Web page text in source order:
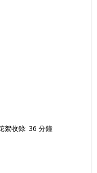
絮收錄: 36 分鐘